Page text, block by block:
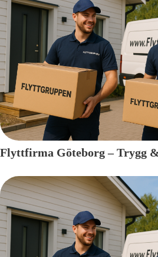
Flyttfirma Göteborg – Trygg